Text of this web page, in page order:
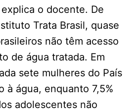
explica o docente. De
Trata Brasil, quase
não têm acesso
de água tratada. Em
sete mulheres do País
à água, enquanto 7,5%
adolescentes não